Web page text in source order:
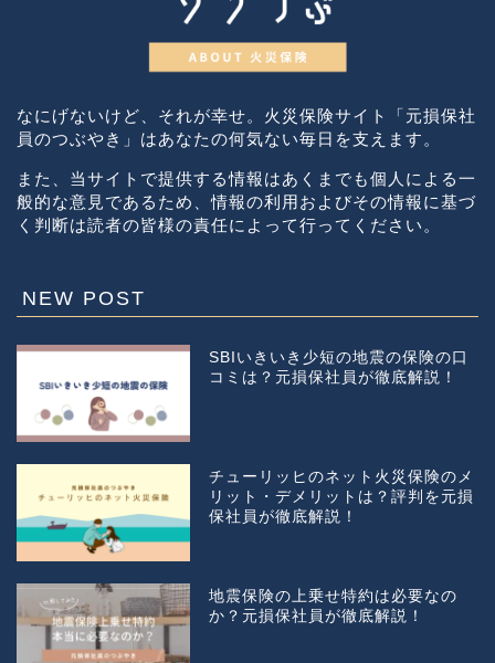
なにげないけど、それが幸せ。火災保険サイト「元損保社
員のつぶやき」はあなたの何気ない毎日を支えます。
また、当サイトで提供する情報はあくまでも個人による一
般的な意見であるため、情報の利用およびその情報に基づ
く判断は読者の皆様の責任によって行ってください。
NEW POST
SBIいきいき少短の地震の保険の口
コミは？元損保社員が徹底解説！
チューリッヒのネット火災保険のメ
リット・デメリットは？評判を元損
保社員が徹底解説！
地震保険の上乗せ特約は必要なの
か？元損保社員が徹底解説！